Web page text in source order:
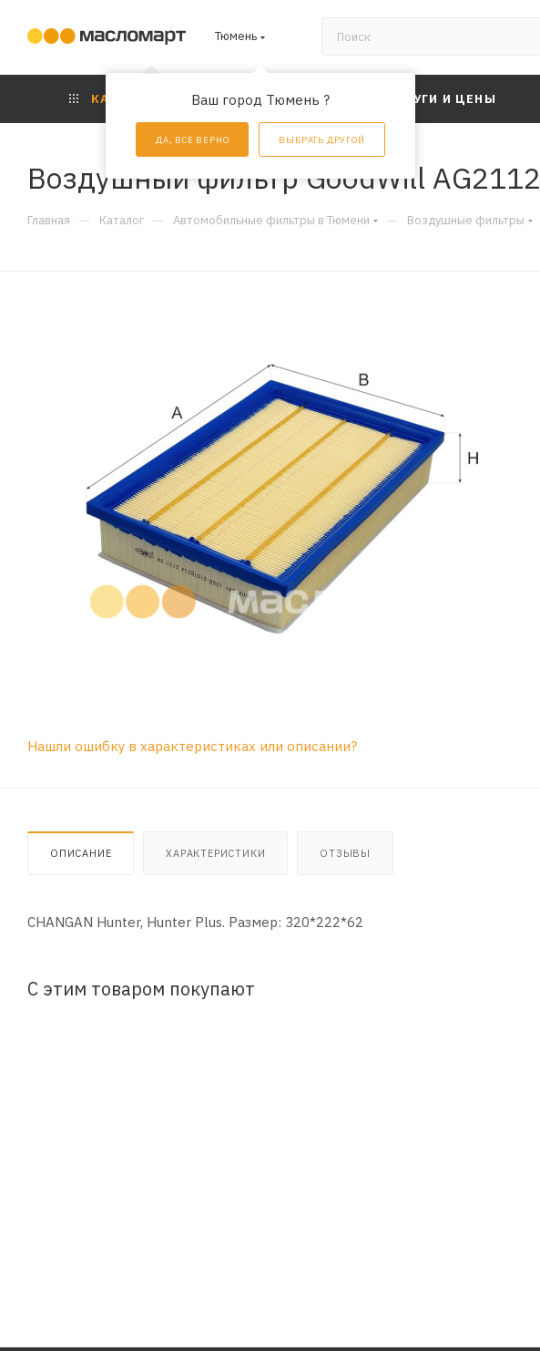
Тюмень
Ваш город Тюмень ?
ДА, ВСЕ ВЕРНО ВЫБРАТЬ ДРУГОЙ
КАТАЛОГ АКЦИИ УСЛУГИ И ЦЕНЫ
Воздушный фильтр GoodWill AG2112
Главная — Каталог — Автомобильные фильтры в Тюмени — Воздушные фильтры
Нашли ошибку в характеристиках или описании?
ОПИСАНИЕ ХАРАКТЕРИСТИКИ ОТЗЫВЫ
CHANGAN Hunter, Hunter Plus. Размер: 320*222*62
С этим товаром покупают